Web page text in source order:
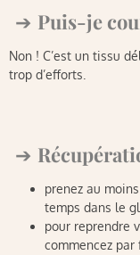
Puis-je
Non ! C’est un tissu
trop d’efforts.
prenez au
temps dans le
pour reprendre
commencez